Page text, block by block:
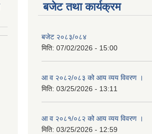
बजेट तथा कार्यक्रम
बजेट २०८३/०८४
मिति: 07/02/2026 - 15:00
आ व २०८२/०८३ को आय व्यय विवरण ।
मिति: 03/25/2026 - 13:11
आ व २०८१/०८२ को आय व्यय विवरण ।
मिति: 03/25/2026 - 12:59